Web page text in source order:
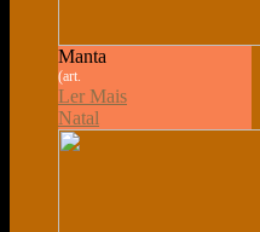
Manta
(art.
Ler Mais
Natal